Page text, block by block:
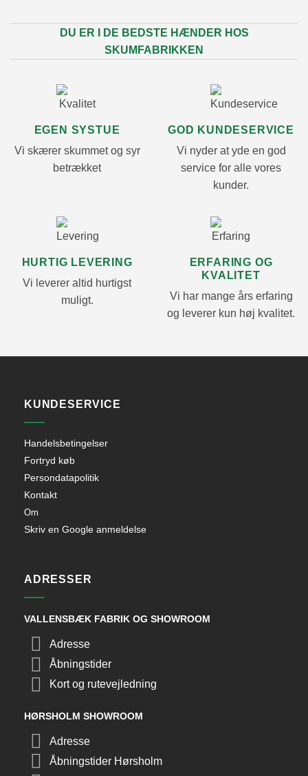
DU ER I DE BEDSTE HÆNDER HOS
SKUMFABRIKKEN
EGEN SYSTUE
Vi skærer skummet og syr
betrækket
GOD KUNDESERVICE
Vi nyder at yde en god
service for alle vores
kunder.
HURTIG LEVERING
Vi leverer altid hurtigst
muligt.
ERFARING OG
KVALITET
Vi har mange års erfaring
og leverer kun høj kvalitet.
KUNDESERVICE
Handelsbetingelser
Fortryd køb
Persondatapolitik
Kontakt
Om
Skriv en Google anmeldelse
ADRESSER
VALLENSBÆK FABRIK OG SHOWROOM
Adresse
Åbningstider
Kort og rutevejledning
HØRSHOLM SHOWROOM
Adresse
Åbningstider Hørsholm